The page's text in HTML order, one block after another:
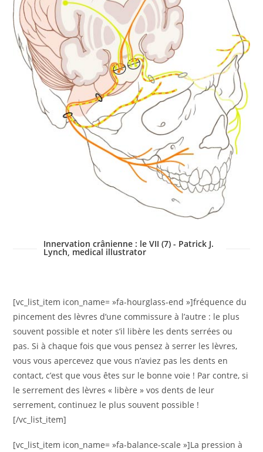
Innervation crânienne : le VII (7) - Patrick J.
Lynch, medical illustrator
[vc_list_item icon_name= »fa-hourglass-end »]fréquence du
pincement des lèvres d’une commissure à l’autre : le plus
souvent possible et noter s’il libère les dents serrées ou
pas. Si à chaque fois que vous pensez à serrer les lèvres,
vous vous apercevez que vous n’aviez pas les dents en
contact, c’est que vous êtes sur le bonne voie ! Par contre, si
le serrement des lèvres « libère » vos dents de leur
serrement, continuez le plus souvent possible !
[/vc_list_item]
[vc_list_item icon_name= »fa-balance-scale »]La pression à